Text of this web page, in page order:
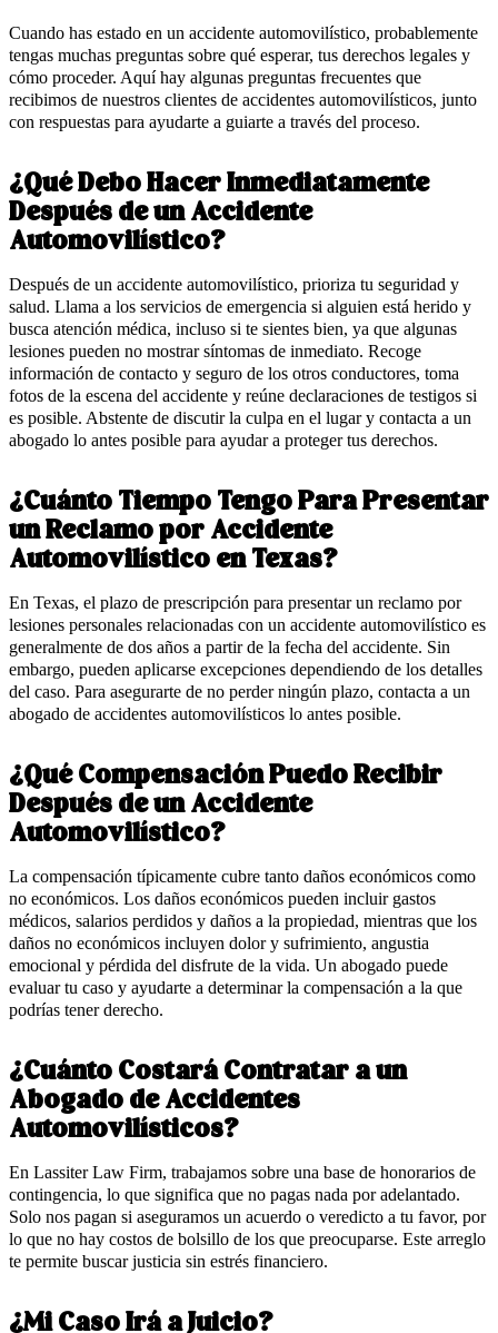
Cuando has estado en un accidente automovilístico, probablemente
tengas muchas preguntas sobre qué esperar, tus derechos legales y
cómo proceder. Aquí hay algunas preguntas frecuentes que
recibimos de nuestros clientes de accidentes automovilísticos, junto
con respuestas para ayudarte a guiarte a través del proceso.
¿Qué Debo Hacer Inmediatamente
Después de un Accidente
Automovilístico?
Después de un accidente automovilístico, prioriza tu seguridad y
salud. Llama a los servicios de emergencia si alguien está herido y
busca atención médica, incluso si te sientes bien, ya que algunas
lesiones pueden no mostrar síntomas de inmediato. Recoge
información de contacto y seguro de los otros conductores, toma
fotos de la escena del accidente y reúne declaraciones de testigos si
es posible. Abstente de discutir la culpa en el lugar y contacta a un
abogado lo antes posible para ayudar a proteger tus derechos.
¿Cuánto Tiempo Tengo Para Presentar
un Reclamo por Accidente
Automovilístico en Texas?
En Texas, el plazo de prescripción para presentar un reclamo por
lesiones personales relacionadas con un accidente automovilístico es
generalmente de dos años a partir de la fecha del accidente. Sin
embargo, pueden aplicarse excepciones dependiendo de los detalles
del caso. Para asegurarte de no perder ningún plazo, contacta a un
abogado de accidentes automovilísticos lo antes posible.
¿Qué Compensación Puedo Recibir
Después de un Accidente
Automovilístico?
La compensación típicamente cubre tanto daños económicos como
no económicos. Los daños económicos pueden incluir gastos
médicos, salarios perdidos y daños a la propiedad, mientras que los
daños no económicos incluyen dolor y sufrimiento, angustia
emocional y pérdida del disfrute de la vida. Un abogado puede
evaluar tu caso y ayudarte a determinar la compensación a la que
podrías tener derecho.
¿Cuánto Costará Contratar a un
Abogado de Accidentes
Automovilísticos?
En Lassiter Law Firm, trabajamos sobre una base de honorarios de
contingencia, lo que significa que no pagas nada por adelantado.
Solo nos pagan si aseguramos un acuerdo o veredicto a tu favor, por
lo que no hay costos de bolsillo de los que preocuparse. Este arreglo
te permite buscar justicia sin estrés financiero.
¿Mi Caso Irá a Juicio?